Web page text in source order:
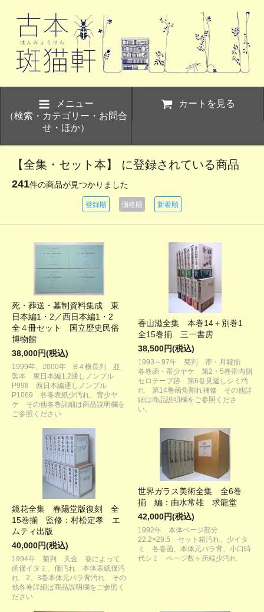
メニュー
（検索・カテゴリー・お問合
せ・ほか）
カートを見る
【全集・セット本】 に登録されている商品
241件の商品が見つかりました
登録順 価格順 新着順
死・葬送・墓制資料集成 東
日本編1・2／西日本編1・2
全４冊セット 国立歴史民俗
博物館
38,000円(税込)
1999年、2000年 B４横長判 並
製本 東日本編1.2通しノンブル
P998 西日本編通しノンブル
P1069 各巻表紙少汚れ、背少ヤ
ケ その他各巻詳細は商品説明欄を
ご参照ください
香山滋全集 本巻14＋別巻1
全15巻揃 三一書房
38,500円(税込)
1993～97年 菊判 帯・月報揃
各巻函・帯少ヤケ 第2・5巻帯内側
セロテープ跡 第6巻見返しシミ汚
れ 第14巻函角割れ補修 その他詳
細は商品説明欄をご参照くださ
い。
鏡花全集 春陽堂版復刻 全
15巻揃 監修：村松定孝 エ
ムティ出版
40,000円(税込)
1994年 菊判 天金 巻によって
函僅イタミ、僅汚れ 本体表紙僅汚
れ 2、3巻本体元パラ背汚れ その
他各巻詳細は商品説明欄をご参照く
ださい
世界ガラス美術全集 全6巻
揃 編：由水常雄 求龍堂
42,000円(税込)
1992年 本体ページ部分
22.2×29.5 セット箱汚れ、少イタ
ミ 各巻函、本体元パラ背、小口時
代シミ ページ数ヶ所端少汚れ